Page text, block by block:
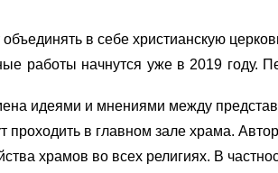
в себе христианскую
работы начнутся уже в 2019
идеями и мнениями между
в главном зале храма.
храмов во всех религиях. В